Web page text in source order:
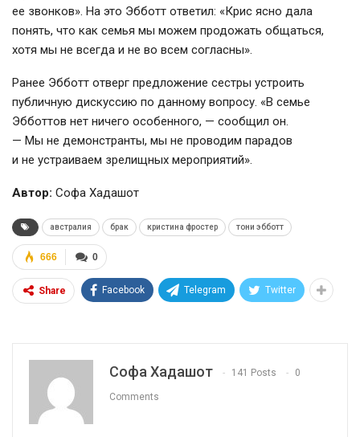
ее звонков». На это Эбботт ответил: «Крис ясно дала
понять, что как семья мы можем продожать общаться,
хотя мы не всегда и не во всем согласны».
Ранее Эбботт отверг предложение сестры устроить
публичную дискуссию по данному вопросу. «В семье
Эбботтов нет ничего особенного, — сообщил он.
— Мы не демонстранты, мы не проводим парадов
и не устраиваем зрелищных мероприятий».
Автор: Софа Хадашот
австралия брак кристина фростер тони эбботт
0
666
Share Facebook Telegram Twitter
Софа Хадашот 141 Posts 0
Comments